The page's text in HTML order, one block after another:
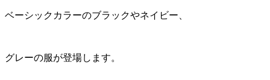
ベーシックカラーのブラックやネイビー、
グレーの服が登場します。